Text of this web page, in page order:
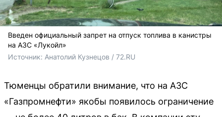
Введен официальный запрет на отпуск топлива в канистры
на АЗС «Лукойл»
Источник: Анатолий Кузнецов / 72.RU
Тюменцы обратили внимание, что на АЗС
«Газпромнефти» якобы появилось ограничение